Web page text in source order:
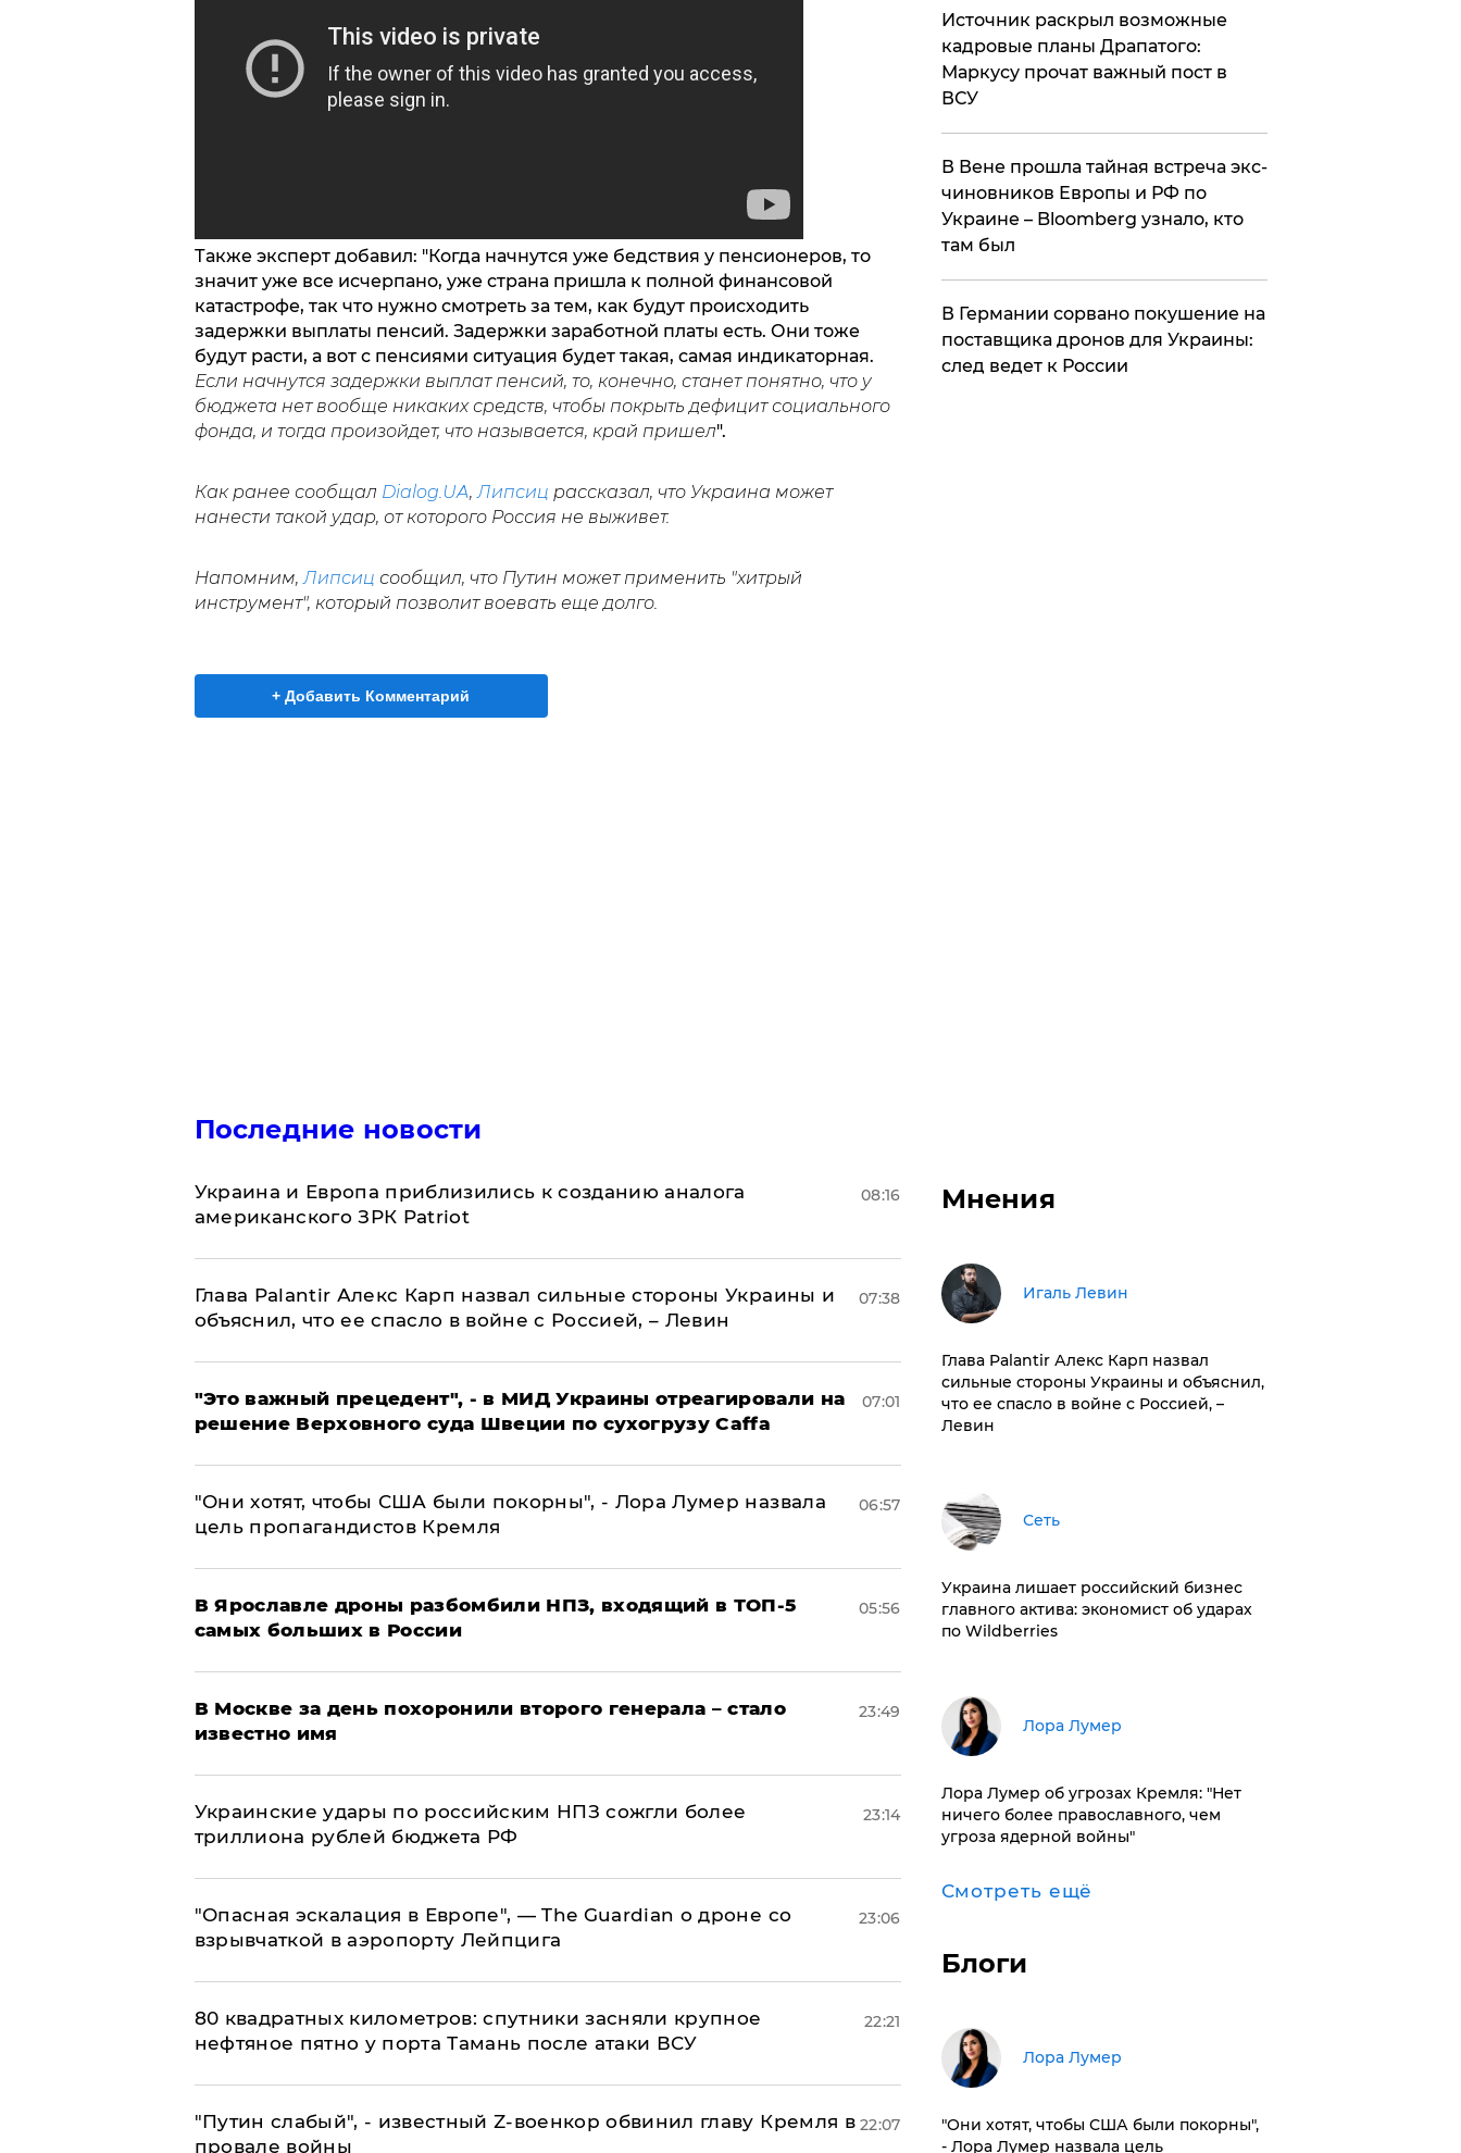
Также эксперт добавил: "Когда начнутся уже бедствия у пенсионеров, то
значит уже все исчерпано, уже страна пришла к полной финансовой
катастрофе, так что нужно смотреть за тем, как будут происходить
задержки выплаты пенсий. Задержки заработной платы есть. Они тоже
будут расти, а вот с пенсиями ситуация будет такая, самая индикаторная.
Если начнутся задержки выплат пенсий, то, конечно, станет понятно, что у
бюджета нет вообще никаких средств, чтобы покрыть дефицит социального
фонда, и тогда произойдет, что называется, край пришел".
Как ранее сообщал Dialog.UA, Липсиц рассказал, что Украина может
нанести такой удар, от которого Россия не выживет.
Напомним, Липсиц сообщил, что Путин может применить "хитрый
инструмент", который позволит воевать еще долго.
+ Добавить Комментарий
Последние новости
Украина и Европа приблизились к созданию аналога
американского ЗРК Patriot
08:16
Глава Palantir Алекс Карп назвал сильные стороны Украины и
объяснил, что ее спасло в войне с Россией, – Левин
07:38
"Это важный прецедент", - в МИД Украины отреагировали на
решение Верховного суда Швеции по сухогрузу Caffa
07:01
"Они хотят, чтобы США были покорны", - Лора Лумер назвала
цель пропагандистов Кремля
06:57
В Ярославле дроны разбомбили НПЗ, входящий в ТОП-5
самых больших в России
05:56
В Москве за день похоронили второго генерала – стало
известно имя
23:49
Украинские удары по российским НПЗ сожгли более
триллиона рублей бюджета РФ
23:14
"Опасная эскалация в Европе", — The Guardian о дроне со
взрывчаткой в аэропорту Лейпцига
23:06
80 квадратных километров: спутники засняли крупное
нефтяное пятно у порта Тамань после атаки ВСУ
22:21
​"Путин слабый", - известный Z-военкор обвинил главу Кремля в
провале войны
22:07
​Источник раскрыл возможные
кадровые планы Драпатого:
Маркусу прочат важный пост в
ВСУ
В Вене прошла тайная встреча экс-
чиновников Европы и РФ по
Украине – Bloomberg узнало, кто
там был
​В Германии сорвано покушение на
поставщика дронов для Украины:
след ведет к России
Мнения
Игаль Левин
Глава Palantir Алекс Карп назвал
сильные стороны Украины и объяснил,
что ее спасло в войне с Россией, –
Левин
Сеть
​Украина лишает российский бизнес
главного актива: экономист об ударах
по Wildberries
​Лора Лумер
Лора Лумер об угрозах Кремля: "Нет
ничего более православного, чем
угроза ядерной войны"
Смотреть ещё
Блоги
​Лора Лумер
"Они хотят, чтобы США были покорны",
- Лора Лумер назвала цель